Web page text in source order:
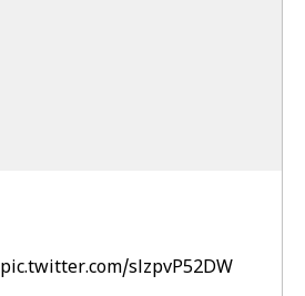
pic.twitter.com/slzpvP52DW